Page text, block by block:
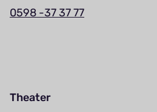
0598 -37 37 77
Theater